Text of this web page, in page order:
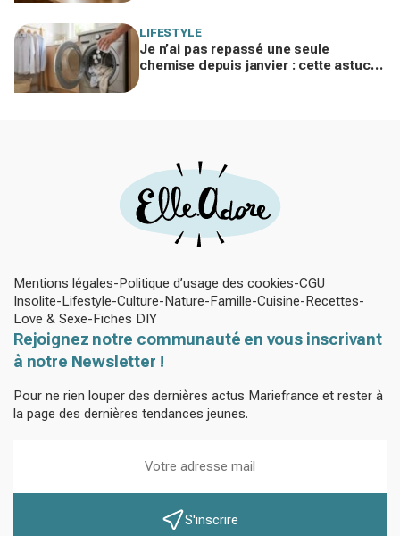
LIFESTYLE
Je n’ai pas repassé une seule
chemise depuis janvier : cette astuce
Mentions légales Politique d’usage des cookies CGU
Insolite Lifestyle Culture Nature Famille Cuisine Recettes
Love & Sexe Fiches DIY
Rejoignez notre communauté en vous inscrivant
à notre Newsletter !
Pour ne rien louper des dernières actus Mariefrance et rester à
la page des dernières tendances jeunes.
S'inscrire